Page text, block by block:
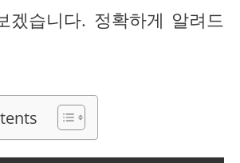
겠습니다. 정확하게 알려드